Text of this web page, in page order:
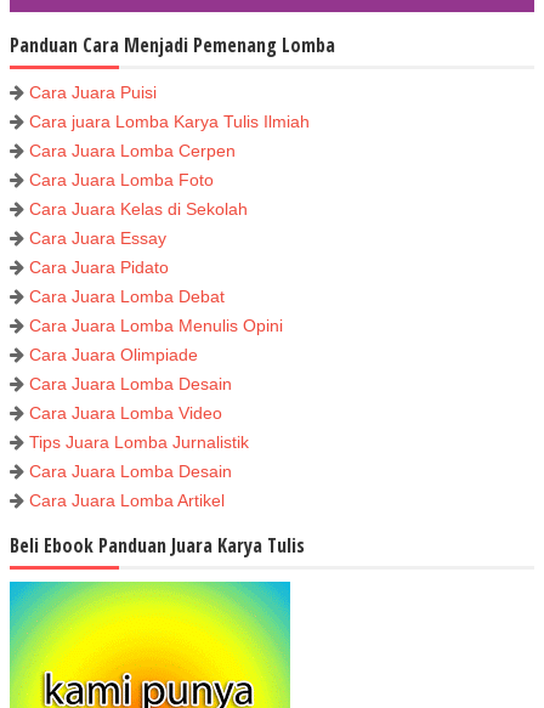
Panduan Cara Menjadi Pemenang Lomba
Cara Juara Puisi
Cara juara Lomba Karya Tulis Ilmiah
Cara Juara Lomba Cerpen
Cara Juara Lomba Foto
Cara Juara Kelas di Sekolah
Cara Juara Essay
Cara Juara Pidato
Cara Juara Lomba Debat
Cara Juara Lomba Menulis Opini
Cara Juara Olimpiade
Cara Juara Lomba Desain
Cara Juara Lomba Video
Tips Juara Lomba Jurnalistik
Cara Juara Lomba Desain
Cara Juara Lomba Artikel
Beli Ebook Panduan Juara Karya Tulis